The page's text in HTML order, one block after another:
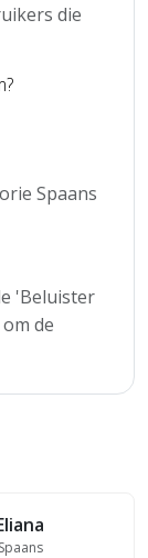
die
Spaans
'Beluister
de
Spaans